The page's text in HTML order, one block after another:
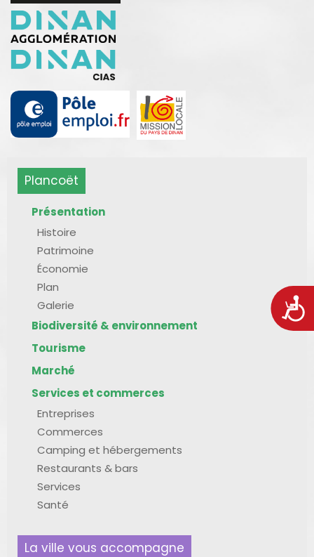
Plancoët
Présentation
Histoire
Patrimoine
Économie
Plan
Galerie
Biodiversité & environnement
Tourisme
Marché
Services et commerces
Entreprises
Commerces
Camping et hébergements
Restaurants & bars
Services
Santé
La ville vous accompagne